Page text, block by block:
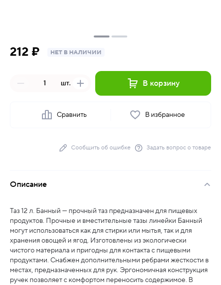
212 ₽ НЕТ В НАЛИЧИИ
шт. В корзину
Сравнить В избранное
Сообщить об ошибке Задать вопрос о товаре
Описание
Таз 12 л. Банный — прочный таз предназначен для пищевых
продуктов. Прочные и вместительные тазы линейки Банный
могут использоваться как для стирки или мытья, так и для
хранения овощей и ягод. Изготовлены из экологически
чистого материала и пригодны для контакта с пищевыми
продуктами. Снабжен дополнительными ребрами жесткости в
местах, предназначенных для рук. Эргономичная конструкция
ручек позволяет с комфортом переносить содержимое. В